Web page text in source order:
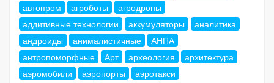
автопром
агроботы
агродроны
аддитивные технологии
аккумуляторы
аналитика
андроиды
анималистичные
АНПА
антропоморфные
Арт археология
архитектура
аэромобили
аэропорты
аэротакси